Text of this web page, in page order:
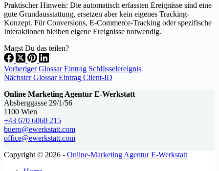
Praktischer Hinweis: Die automatisch erfassten Ereignisse sind eine
gute Grundausstattung, ersetzen aber kein eigenes Tracking-
Konzept. Für Conversions, E-Commerce-Tracking oder spezifische
Interaktionen bleiben eigene Ereignisse notwendig.
Magst Du das teilen?
VorherigerGlossar Eintrag Schlüsselereignis
NächsterGlossar Eintrag Client-ID
Online Marketing Agentur E-Werkstatt
Absberggasse 29/1/56
1100 Wien
+43 670 6060 215
buero@ewerkstatt.com
office@ewerkstatt.com
Copyright © 2026 - Online-Marketing Agentur E-Werkstatt